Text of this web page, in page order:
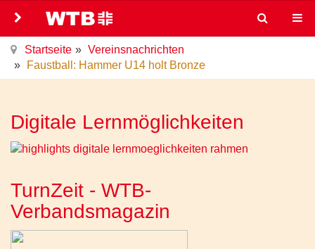
Startseite
Vereinsnachrichten
Faustball: Hammer U14 holt Bronze
Digitale Lernmöglichkeiten
TurnZeit - WTB-
Verbandsmagazin